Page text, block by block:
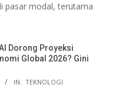
pasar modal, terutama
Dorong Proyeksi
Global 2026? Gini
IN: TEKNOLOGI